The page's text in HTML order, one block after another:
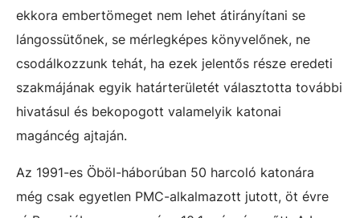
ekkora embertömeget nem lehet átirányítani se
lángossütőnek, se mérlegképes könyvelőnek, ne
csodálkozzunk tehát, ha ezek jelentős része eredeti
szakmájának egyik határterületét választotta további
hivatásul és bekopogott valamelyik katonai
magáncég ajtaján.
Az 1991-es Öböl-háborúban 50 harcoló katonára
még csak egyetlen PMC-alkalmazott jutott, öt évre